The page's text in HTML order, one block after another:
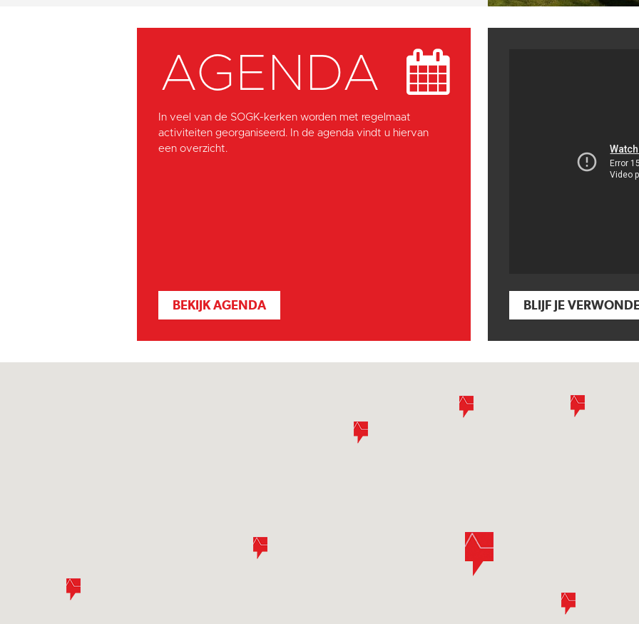
AGENDA
In veel van de SOGK-kerken worden met regelmaat
activiteiten georganiseerd. In de agenda vindt u hiervan
een overzicht.
BEKIJK AGENDA BLIJF JE